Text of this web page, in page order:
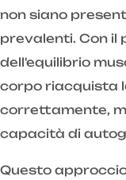
non siano
prevalenti. Con il
dell'equilibrio
corpo riacquista
correttamente,
capacità di
Questo